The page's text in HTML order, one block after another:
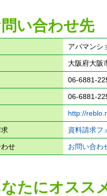
い合わせ先
アパマンシ
大阪府大阪
06-6881-
06-6881-
http://
資料請求フ
せ お問い合わ
たにオスス